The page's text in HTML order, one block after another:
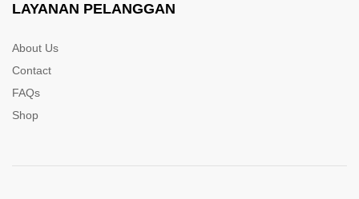
LAYANAN PELANGGAN
About Us
Contact
FAQs
Shop